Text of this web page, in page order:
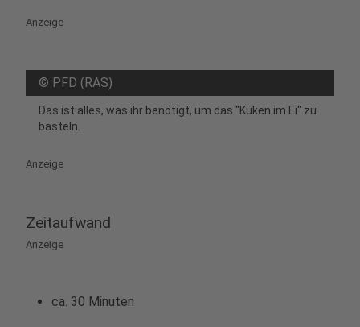
Anzeige
© PFD (RAS)
Das ist alles, was ihr benötigt, um das "Küken im Ei" zu
basteln.
Anzeige
Zeitaufwand
Anzeige
ca. 30 Minuten